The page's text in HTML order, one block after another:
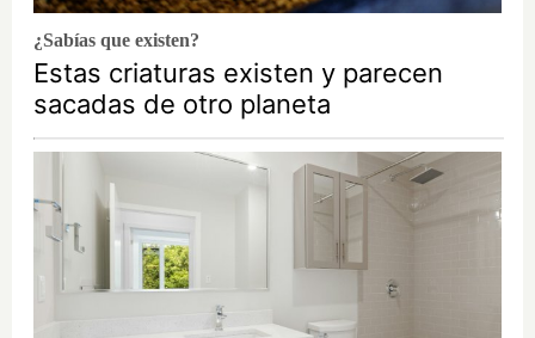
¿Sabías que existen?
Estas criaturas existen y parecen
sacadas de otro planeta